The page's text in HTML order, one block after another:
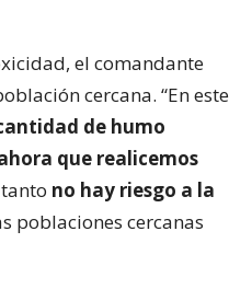
el comandante
cercana. “En este
de humo
que realicemos
no hay riesgo a la
poblaciones cercanas